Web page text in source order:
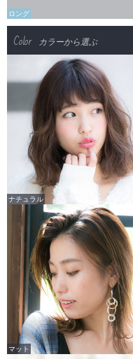
ロング
Color カラーから選ぶ
ナチュラル
マット